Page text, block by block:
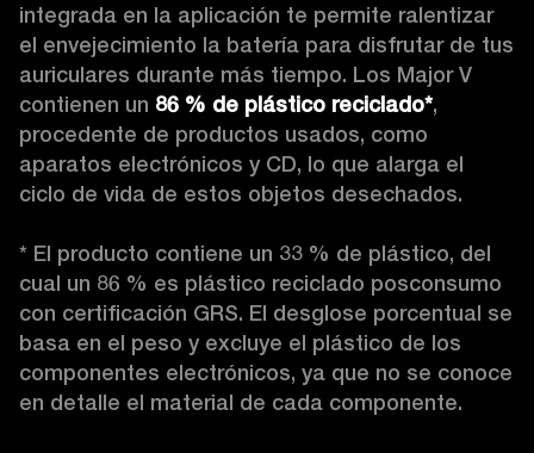
integrada en la aplicación te permite ralentizar
el envejecimiento la batería para disfrutar de tus
auriculares durante más tiempo. Los Major V
contienen un 86 % de plástico reciclado*,
procedente de productos usados, como
aparatos electrónicos y CD, lo que alarga el
ciclo de vida de estos objetos desechados.
* El producto contiene un 33 % de plástico, del
cual un 86 % es plástico reciclado posconsumo
con certificación GRS. El desglose porcentual se
basa en el peso y excluye el plástico de los
componentes electrónicos, ya que no se conoce
en detalle el material de cada componente.